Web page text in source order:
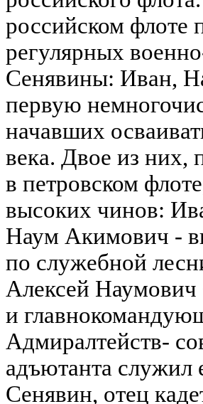
российском флоте
регулярных
Сенявины: Иван,
первую
начавших
века. Двое из них,
в петровском
высоких чинов:
Наум Акимович -
по служебной
Алексей Наумович
и
Адмиралтейств-
адъютанта служил
Сенявин, отец